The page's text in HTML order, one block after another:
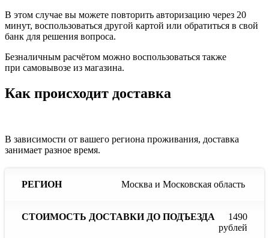
В этом случае вы можете повторить авторизацию через 20
минут, воспользоваться другой картой или обратиться в свой
банк для решения вопроса.
Безналичным расчётом можно воспользоваться также
при самовывозе из магазина.
Как происходит доставка
В зависимости от вашего региона проживания, доставка
занимает разное время.
Стоимость
подъезда
Сроки
наличии
продукции
Москва и Московская область
1490
рублей